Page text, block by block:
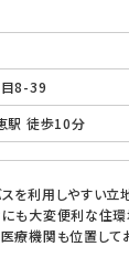
8-39
駅 徒歩10分
を利用しやすい立
も大変便利な住環
療機関も位置して